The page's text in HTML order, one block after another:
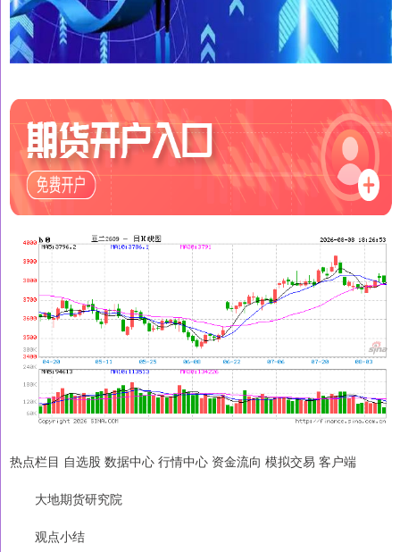
热点栏目 自选股 数据中心 行情中心 资金流向 模拟交易 客户端
大地期货研究院
观点小结